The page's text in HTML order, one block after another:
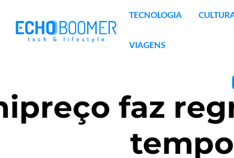
TECNOLOGIA
VIAGENS
faz